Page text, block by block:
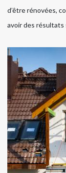
d’être rénovées,
avoir des résultats